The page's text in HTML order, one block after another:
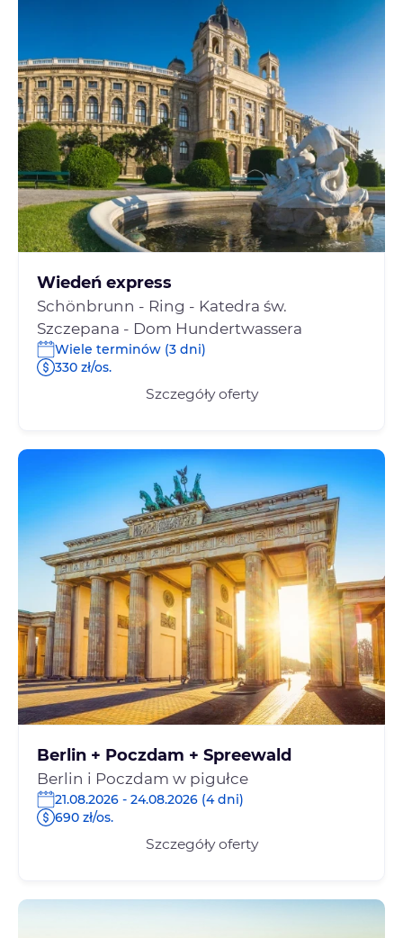
Wiedeń express
Schönbrunn - Ring - Katedra św.
Szczepana - Dom Hundertwassera
Wiele terminów (3 dni)
330 zł/os.
Szczegóły oferty
Berlin + Poczdam + Spreewald
Berlin i Poczdam w pigułce
21.08.2026 - 24.08.2026 (4 dni)
690 zł/os.
Szczegóły oferty